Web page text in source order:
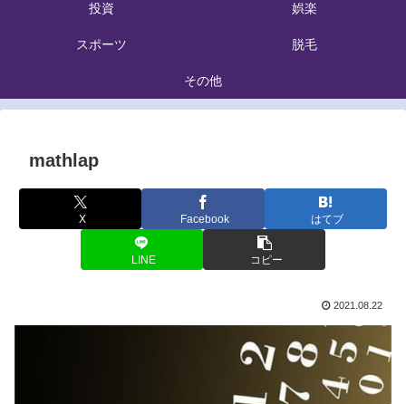
投資 娯楽
スポーツ 脱毛
その他
mathlap
X Facebook はてブ
LINE コピー
2021.08.22